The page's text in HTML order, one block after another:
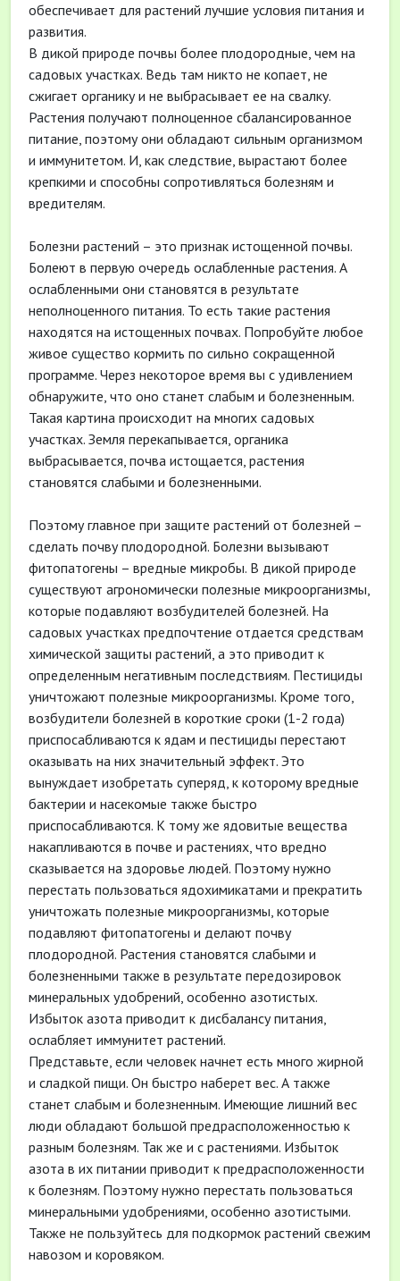
обеспечивает для растений лучшие условия питания и
развития.
В дикой природе почвы более плодородные, чем на
садовых участках. Ведь там никто не копает, не
сжигает органику и не выбрасывает ее на свалку.
Растения получают полноценное сбалансированное
питание, поэтому они обладают сильным организмом
и иммунитетом. И, как следствие, вырастают более
крепкими и способны сопротивляться болезням и
вредителям.
Болезни растений – это признак истощенной почвы.
Болеют в первую очередь ослабленные растения. А
ослабленными они становятся в результате
неполноценного питания. То есть такие растения
находятся на истощенных почвах. Попробуйте любое
живое существо кормить по сильно сокращенной
программе. Через некоторое время вы с удивлением
обнаружите, что оно станет слабым и болезненным.
Такая картина происходит на многих садовых
участках. Земля перекапывается, органика
выбрасывается, почва истощается, растения
становятся слабыми и болезненными.
Поэтому главное при защите растений от болезней –
сделать почву плодородной. Болезни вызывают
фитопатогены – вредные микробы. В дикой природе
существуют агрономически полезные микроорганизмы,
которые подавляют возбудителей болезней. На
садовых участках предпочтение отдается средствам
химической защиты растений, а это приводит к
определенным негативным последствиям. Пестициды
уничтожают полезные микроорганизмы. Кроме того,
возбудители болезней в короткие сроки (1-2 года)
приспосабливаются к ядам и пестициды перестают
оказывать на них значительный эффект. Это
вынуждает изобретать суперяд, к которому вредные
бактерии и насекомые также быстро
приспосабливаются. К тому же ядовитые вещества
накапливаются в почве и растениях, что вредно
сказывается на здоровье людей. Поэтому нужно
перестать пользоваться ядохимикатами и прекратить
уничтожать полезные микроорганизмы, которые
подавляют фитопатогены и делают почву
плодородной. Растения становятся слабыми и
болезненными также в результате передозировок
минеральных удобрений, особенно азотистых.
Избыток азота приводит к дисбалансу питания,
ослабляет иммунитет растений.
Представьте, если человек начнет есть много жирной
и сладкой пищи. Он быстро наберет вес. А также
станет слабым и болезненным. Имеющие лишний вес
люди обладают большой предрасположенностью к
разным болезням. Так же и с растениями. Избыток
азота в их питании приводит к предрасположенности
к болезням. Поэтому нужно перестать пользоваться
минеральными удобрениями, особенно азотистыми.
Также не пользуйтесь для подкормок растений свежим
навозом и коровяком.